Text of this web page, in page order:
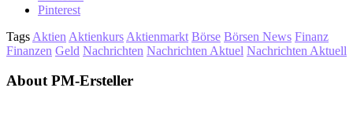
Pinterest
Tags Aktien Aktienkurs Aktienmarkt Börse Börsen News Finanz
Finanzen Geld Nachrichten Nachrichten Aktuel Nachrichten Aktuell
About PM-Ersteller